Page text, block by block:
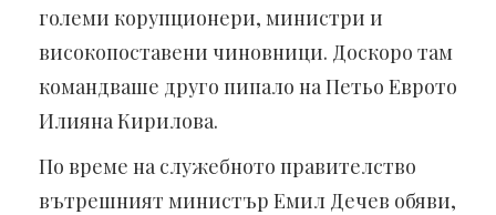
големи корупционери, министри и
високопоставени чиновници. Доскоро там
командваше друго пипало на Петьо Еврото
Илияна Кирилова.
По време на служебното правителство
вътрешният министър Емил Дечев обяви,